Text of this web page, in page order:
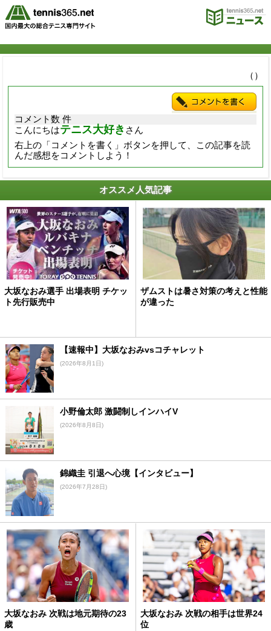
（）
コメント数 件
こんにちはテニス大好き さん
右上の「コメントを書く」ボタンを押して、この記事を読
んだ感想をコメントしよう！
オススメ人気記事
大坂なおみ選手 出場表明 チケッ
ト先行販売中
ザムストは暑さ対策の考えと性能
が違った
【速報中】大坂なおみvsコチャレット
(2026年8月1日)
小野倫太郎 激闘制しインハイV
(2026年8月8日)
錦織圭 引退へ心境【インタビュー】
(2026年7月28日)
大坂なおみ 次戦は地元期待の23
歳
大坂なおみ 次戦の相手は世界24
位